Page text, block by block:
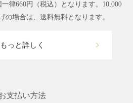
律660円（税込）となります。10,000
の場合は、送料無料となります。
もっと詳しく
支払い方法